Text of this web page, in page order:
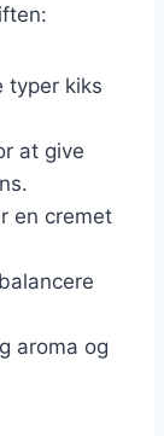
typer kiks
at give
en cremet
aroma og